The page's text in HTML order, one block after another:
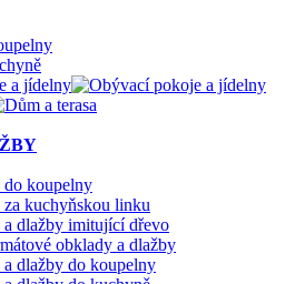
a jídelny
koupelny
kuchyňskou linku
dlažby imitující dřevo
obklady a dlažby
dlažby do koupelny